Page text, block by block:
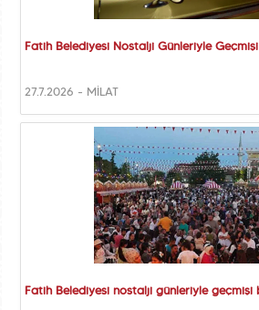
Fatih Belediyesi Nostalji Günleriyle
27.7.2026 - MİLAT
Fatih Belediyesi nostalji günleriyle geçmişi